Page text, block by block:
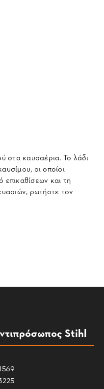
στα καυσαέρια. Το λάδι
οι οποίοι
και τη
ρωτήστε τον
Stihl